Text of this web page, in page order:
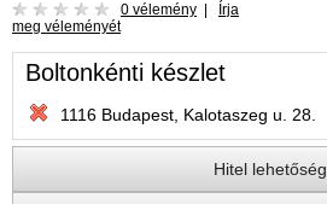
0 vélemény
Írja
meg véleményét
Boltonkénti készlet
1116 Budapest, Kalotaszeg u. 28.
Hitel lehetőség